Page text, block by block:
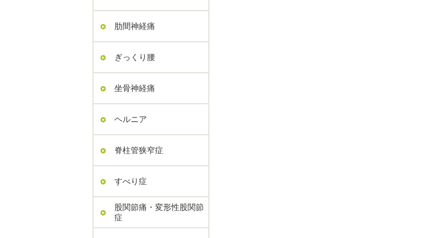
肋間神経痛
ぎっくり腰
坐骨神経痛
ヘルニア
脊柱管狭窄症
すべり症
股関節痛・変形性股関節
症